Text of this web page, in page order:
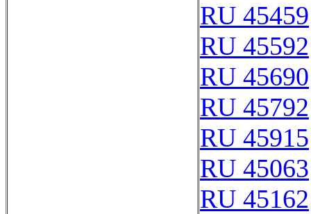
RU 45459
RU 45592
RU 45690
RU 45792
RU 45915
RU 45063
RU 45162